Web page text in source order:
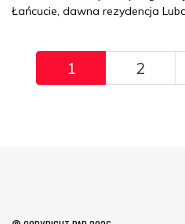
Łańcucie, dawna rezydencja
Pagination
1 2